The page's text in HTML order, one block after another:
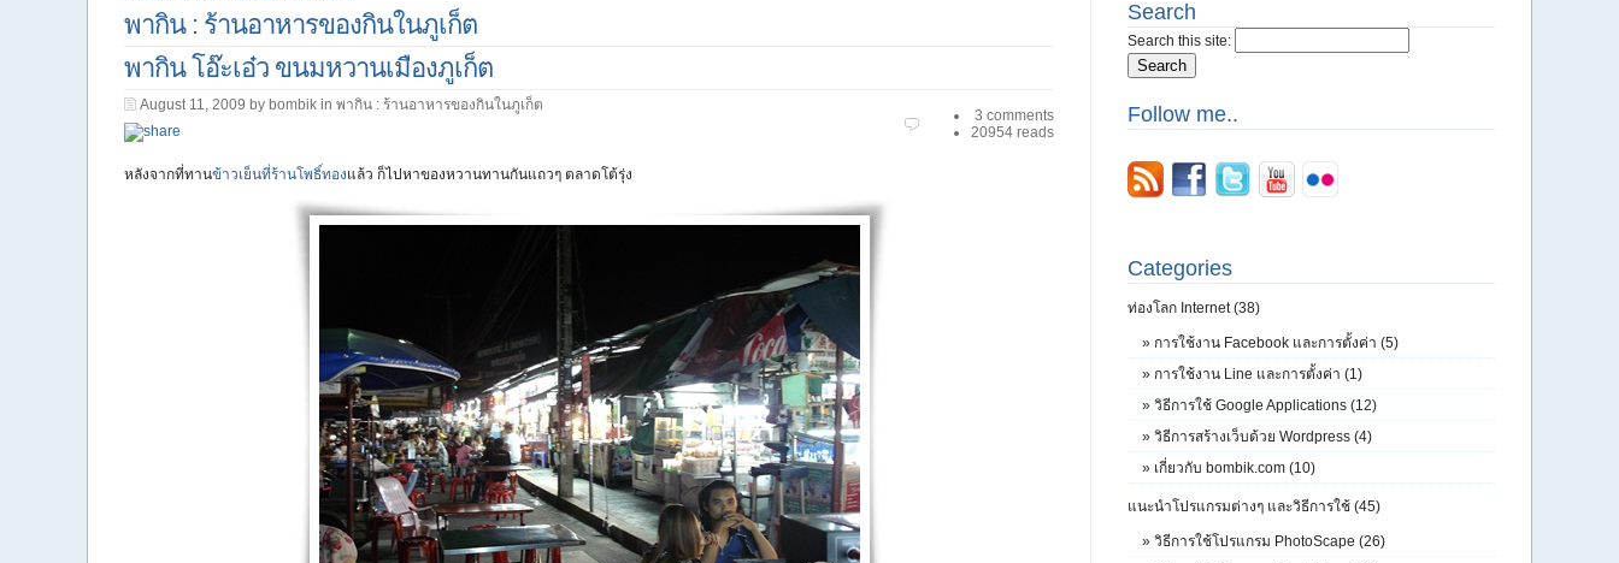
พากิน : ร้านอาหารของกินในภูเก็ต
พากิน โอ๊ะเอ๋ว ขนมหวานเมืองภูเก็ต
August 11, 2009 by bombik in พากิน : ร้านอาหารของกินในภูเก็ต
3 comments
20954 reads
หลังจากที่ทานข้าวเย็นที่ร้านโพธิ์ทองแล้ว ก็ไปหาของหวานทานกันแถวๆ ตลาดโต้รุ่ง
Search
Search this site:
Follow me..
Categories
ท่องโลก Internet (38)
» การใช้งาน Facebook และการตั้งค่า (5)
» การใช้งาน Line และการตั้งค่า (1)
» วิธีการใช้ Google Applications (12)
» วิธีการสร้างเว็บด้วย Wordpress (4)
» เกี่ยวกับ bombik.com (10)
แนะนำโปรแกรมต่างๆ และวิธีการใช้ (45)
» วิธีการใช้โปรแกรม PhotoScape (26)